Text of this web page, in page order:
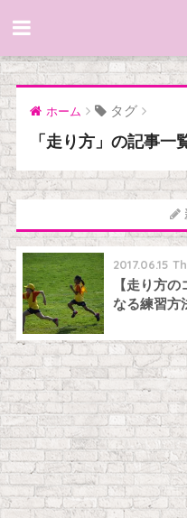
ホーム タグ
「走り方」の記事一
2017.06.15
【走り方
なる練習方